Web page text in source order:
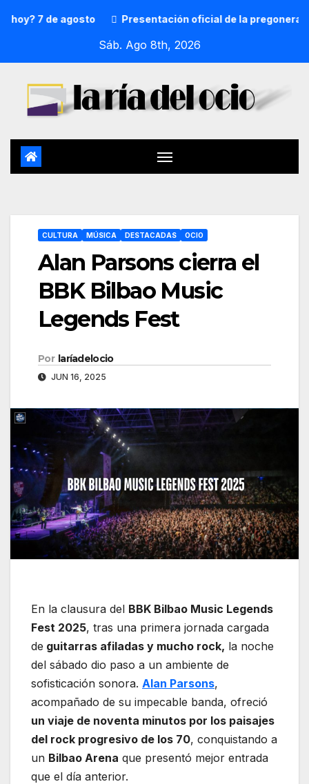
de agosto Presentación oficial de la pregonera y
Sáb. Ago 8th, 2026
CULTURA MÚSICA DESTACADAS OCIO
Alan Parsons cierra el
BBK Bilbao Music
Legends Fest
Por laríadelocio
JUN 16, 2025
En la clausura del BBK Bilbao Music Legends
Fest 2025, tras una primera jornada cargada
de guitarras afiladas y mucho rock, la noche
del sábado dio paso a un ambiente de
sofisticación sonora. Alan Parsons,
acompañado de su impecable banda, ofreció
un viaje de noventa minutos por los paisajes
del rock progresivo de los 70, conquistando a
un Bilbao Arena que presentó mejor entrada
que el día anterior.